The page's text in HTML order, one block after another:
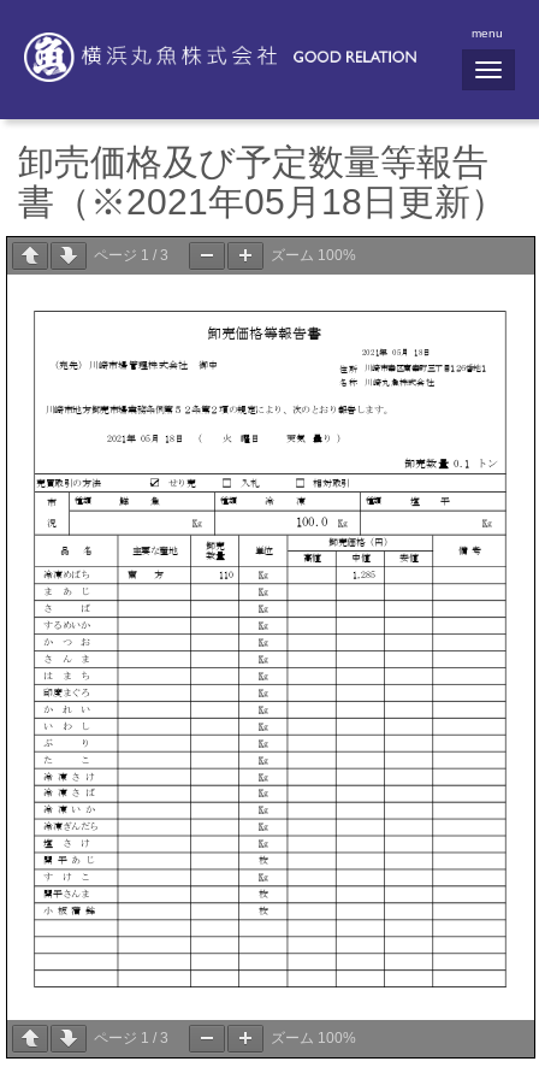
menu
N
a
i
n
卸売価格及び予定数量等報告
書（※2021年05月18日更新）
ページ 1 / 3 ズーム 100%
ページ 1 / 3 ズーム 100%